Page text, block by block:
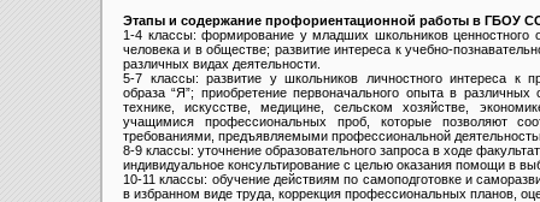
Этапы и содержание профориентационной работы в ГБОУ
1-4 классы: формирование у младших школьников ценностного
человека и в обществе; развитие интереса к учебно-
различных видах деятельности.
5-7 классы: развитие у школьников личностного интереса к
образа “Я”; приобретение первоначального опыта в
технике, искусстве, медицине, сельском хозяйстве,
учащимися профессиональных проб, которые позволяют
требованиями, предъявляемыми профессиональной
8-9 классы: уточнение образовательного запроса в ходе
индивидуальное консультирование с целью оказания помощи в
10-11 классы: обучение действиям по самоподготовке и
в избранном виде труда, коррекция профессиональных планов,